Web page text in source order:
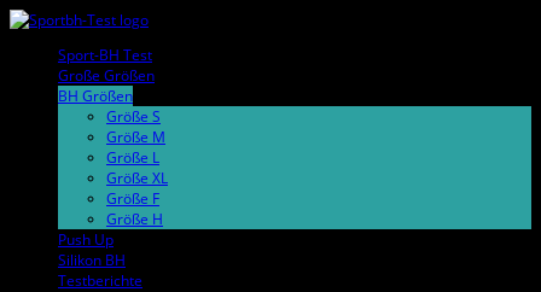
Sport-BH Test
Große Größen
BH Größen
Größe S
Größe M
Größe L
Größe XL
Größe F
Größe H
Push Up
Silikon BH
Testberichte